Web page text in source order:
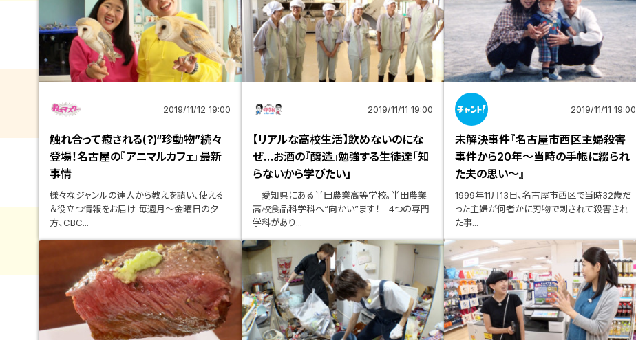
2019/11/12 19:00
触れ合って癒される(？)“珍動物”続々
登場！名古屋の『アニマルカフェ』最新
事情
様々なジャンルの達人から教えを請い、使える
＆役立つ情報をお届け 毎週月～金曜日の夕
方、CBC...
2019/11/11 19:00
【リアルな高校生活】飲めないのにな
ぜ…お酒の『醸造』勉強する生徒達「知
らないから学びたい」
愛知県にある半田農業高等学校。半田農業
高校食品科学科へ“向かい”ます！ 4つの専門
学科があり...
2019/11/11 19:00
未解決事件『名古屋市西区主婦殺害
事件から20年～当時の手帳に綴られ
た夫の思い～』
1999年11月13日、名古屋市西区で当時32歳だ
った主婦が何者かに刃物で刺されて殺害され
た事...